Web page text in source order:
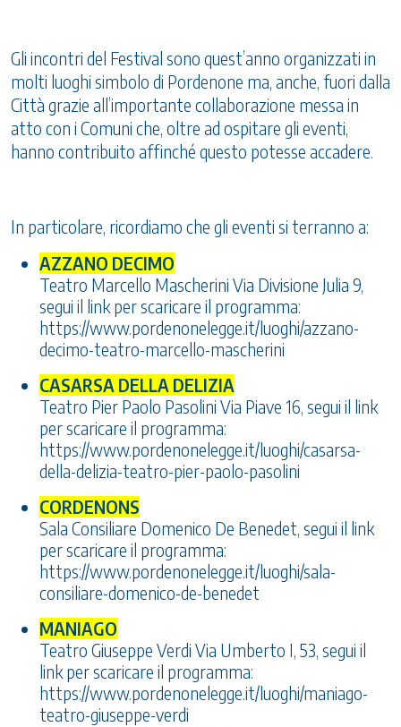
Gli incontri del Festival sono quest’anno organizzati in
molti luoghi simbolo di Pordenone ma, anche, fuori dalla
Città grazie all’importante collaborazione messa in
atto con i Comuni che, oltre ad ospitare gli eventi,
hanno contribuito affinché questo potesse accadere.
In particolare, ricordiamo che gli eventi si terranno a:
AZZANO DECIMO
Teatro Marcello Mascherini Via Divisione Julia 9,
segui il link per scaricare il programma:
https://www.pordenonelegge.it/luoghi/azzano-
decimo-teatro-marcello-mascherini
CASARSA DELLA DELIZIA
Teatro Pier Paolo Pasolini Via Piave 16, segui il link
per scaricare il programma:
https://www.pordenonelegge.it/luoghi/casarsa-
della-delizia-teatro-pier-paolo-pasolini
CORDENONS
Sala Consiliare Domenico De Benedet, segui il link
per scaricare il programma:
https://www.pordenonelegge.it/luoghi/sala-
consiliare-domenico-de-benedet
MANIAGO
Teatro Giuseppe Verdi Via Umberto I, 53, segui il
link per scaricare il programma:
https://www.pordenonelegge.it/luoghi/maniago-
teatro-giuseppe-verdi